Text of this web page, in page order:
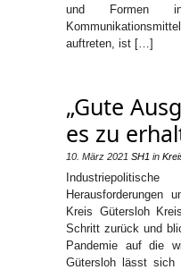
und Formen in
auftreten, ist […]
„Gute
es zu
10. März 2021 SH1 in
Herausforderungen
Kreis Gütersloh
Schritt zurück und
Pandemie auf die
Gütersloh lässt sich